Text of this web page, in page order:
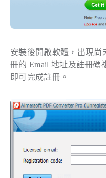
安裝後開啟軟體，出現尚
冊的 Email 地址及註冊碼
即可完成註冊。